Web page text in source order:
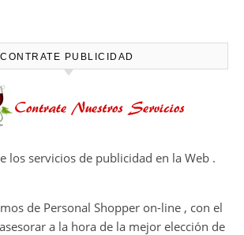
COLLECTION
CONTRATE PUBLICIDAD
los servicios de publicidad en la Web .
de Personal Shopper on-line , con el
a la hora de la mejor elección de